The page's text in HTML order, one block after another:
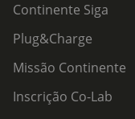
Continente Siga
Plug&Charge
Missão Continente
Inscrição Co-Lab